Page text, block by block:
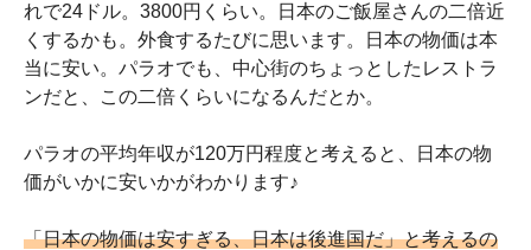
れで24ドル。3800円くらい。日本のご飯屋さんの二倍近
くするかも。外食するたびに思います。日本の物価は本
当に安い。パラオでも、中心街のちょっとしたレストラ
ンだと、この二倍くらいになるんだとか。
パラオの平均年収が120万円程度と考えると、日本の物
価がいかに安いかがわかります♪
「日本の物価は安すぎる、日本は後進国だ」と考えるの